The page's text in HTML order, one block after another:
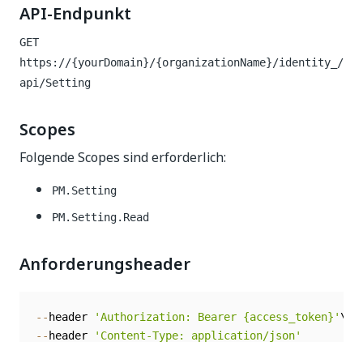
API-Endpunkt
GET
https://{yourDomain}/{organizationName}/identity_/
api/Setting
Scopes
Folgende Scopes sind erforderlich:
PM.Setting
PM.Setting.Read
Anforderungsheader
-- header 'Authorization: Bearer {access_token}'
-- header 'Content-Type: application/json'